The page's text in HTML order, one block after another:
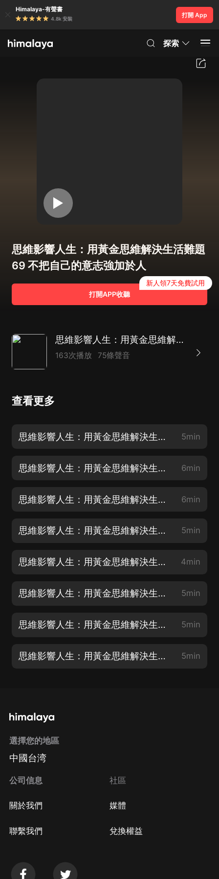
Himalaya-有聲書
4.8k 安裝
打開 App
探索
思維影響人生：用黃金思維解決生活難題
69 不把自己的意志強加於人
打開APP收聽
新人領7天免費試用
思維影響人生：用黃金思維解決生活難題
163次播放 75條聲音
查看更多
思維影響人生：用黃金思維解決生活難題 75 化劣勢為優勢（完） 5min
思維影響人生：用黃金思維解決生活難題 74 塞翁失馬 焉知非福 6min
思維影響人生：用黃金思維解決生活難題 73 苦難是柄雙刃劍 6min
思維影響人生：用黃金思維解決生活難題 72 在偶然中發現必然 5min
思維影響人生：用黃金思維解決生活難題 71 對立統一的法則 4min
思維影響人生：用黃金思維解決生活難題 70 第十章 辯證思維 5min
思維影響人生：用黃金思維解決生活難題 69 不把自己的意志強加於人 5min
思維影響人生：用黃金思維解決生活難題 68 為對方著想 5min
選擇您的地區
中國台湾
公司信息
關於我們
聯繫我們
社區
媒體
兌換權益